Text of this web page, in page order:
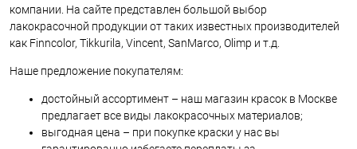
компании. На сайте представлен большой выбор
лакокрасочной продукции от таких известных производителей
как Finncolor, Tikkurila, Vincent, SanMarco, Olimp и т.д.
Наше предложение покупателям:
достойный ассортимент – наш магазин красок в Москве
предлагает все виды лакокрасочных материалов;
выгодная цена – при покупке краски у нас вы